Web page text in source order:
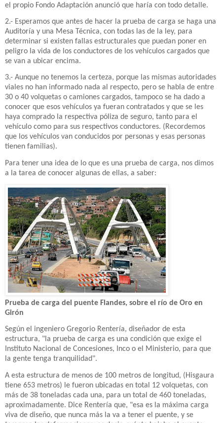
el propio Fondo Adaptación anunció que haría con todo detalle.
2.- Esperamos que antes de hacer la prueba de carga se haga una
Auditoría y una Mesa Técnica, con todas las de la ley, para
determinar si existen fallas estructurales que puedan poner en
peligro la vida de los conductores de los vehículos cargados que
se van a ubicar encima.
3.- Aunque no tenemos la certeza, porque las mismas autoridades
viales no han informado nada al respecto, pero se habla de entre
30 o 40 volquetas o camiones cargados, tampoco se ha dado a
conocer que esos vehículos ya fueran contratados y que se les
haya comprado la respectiva póliza de seguro, tanto para el
vehículo como para sus respectivos conductores. (Recordemos
que los vehículos van conducidos por personas y esas personas
tienen familias).
Para tener una idea de lo que es una prueba de carga, nos dimos
a la tarea de conocer algunas de ellas, a saber:
Prueba de carga del puente Flandes, sobre el río de Oro en
Girón
Según el ingeniero Gregorio Rentería, diseñador de esta
estructura, "la prueba de carga es una condición que exige el
Instituto Nacional de Concesiones, Inco o el Ministerio, para que
la gente tenga tranquilidad".
A esta estructura de menos de 100 metros de longitud, (Hisgaura
tiene 653 metros) le fueron ubicadas en total 12 volquetas, con
más de 38 toneladas cada una, para un total de 460 toneladas,
aproximadamente. Dice Rentería que, "esa es la máxima carga
viva de diseño, que nunca más la va a tener el puente, y se